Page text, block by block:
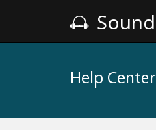
Help Center